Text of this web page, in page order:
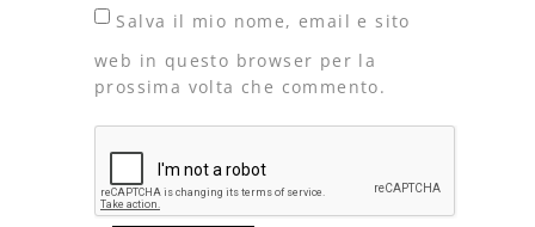
Salva il mio nome, email e sito
web in questo browser per la
prossima volta che commento.